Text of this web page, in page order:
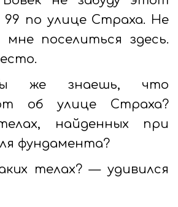
по улице Страха. Не
мне поселиться здесь.
же знаешь, что
об улице Страха?
найденных при
фундамента?
телах? — удивился